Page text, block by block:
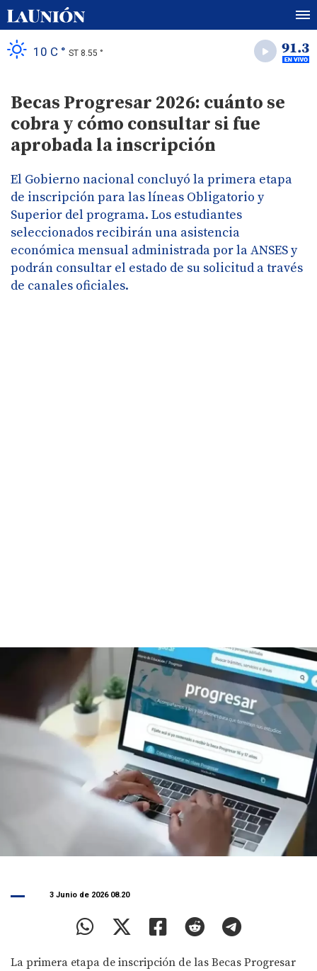
10 C ° ST 8.55 °
Becas Progresar 2026: cuánto se
cobra y cómo consultar si fue
aprobada la inscripción
El Gobierno nacional concluyó la primera etapa
de inscripción para las líneas Obligatorio y
Superior del programa. Los estudiantes
seleccionados recibirán una asistencia
económica mensual administrada por la ANSES y
podrán consultar el estado de su solicitud a través
de canales oficiales.
3 Junio de 2026 08.20
La primera etapa de inscripción de las Becas Progresar